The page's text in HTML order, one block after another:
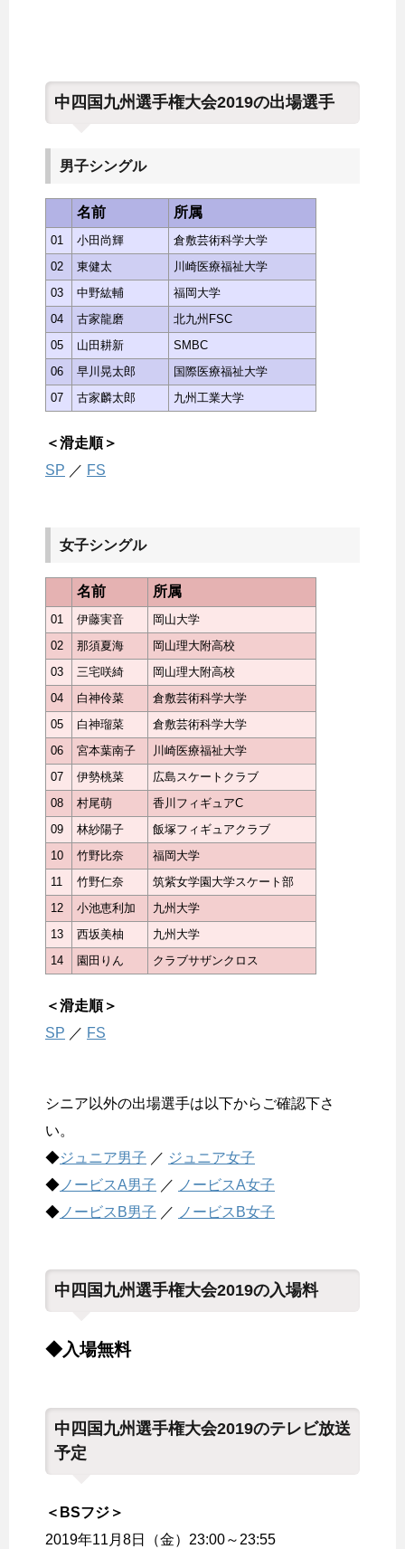
中四国九州選手権大会2019の出場選手
男子シングル
名前 所属
01 小田尚輝
倉敷芸術科学大学
02
東健太
川崎医療福祉大学
03
中野紘輔
福岡大学
04
古家龍磨
北九州FSC
05
山田耕新
SMBC
06
早川晃太郎
国際医療福祉大学
07
古家麟太郎 九州工業大学
＜滑走順＞
SP ／ FS
女子シングル
名前 所属
01 伊藤実音
岡山大学
02
那須夏海
岡山理大附高校
03
三宅咲綺
岡山理大附高校
04
白神伶菜
倉敷芸術科学大学
05
白神瑠菜
倉敷芸術科学大学
06
宮本葉南子
川崎医療福祉大学
07
伊勢桃菜
広島スケートクラブ
08
村尾萌
香川フィギュアC
09
林紗陽子
飯塚フィギュアクラブ
10
竹野比奈
福岡大学
11
竹野仁奈
筑紫女学園大学スケート部
12
小池恵利加
九州大学
13
西坂美柚
九州大学
14
園田りん クラブサザンクロス
＜滑走順＞
SP ／ FS
シニア以外の出場選手は以下からご確認下さ
い。
◆ジュニア男子 ／ ジュニア女子
◆ ノービスA男子 ／
ノービスA女子
◆ ノービスB男子 ／ ノービスB女子
中四国九州選手権大会2019の入場料
◆入場無料
中四国九州選手権大会2019のテレビ放送
予定
＜BSフジ＞
2019年11月8日（金）23:00～23:55